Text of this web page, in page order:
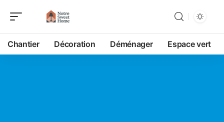
Chantier Décoration Déménager Espace vert